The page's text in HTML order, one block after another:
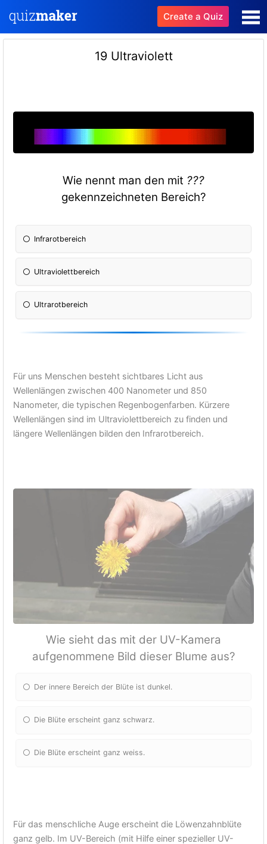
Create a Quiz
19 Ultraviolett
Wie nennt man den mit ???
gekennzeichneten Bereich?
Infrarotbereich
Ultraviolettbereich
Ultrarotbereich
Für uns Menschen besteht sichtbares Licht aus
Wellenlängen zwischen 400 Nanometer und 850
Nanometer, die typischen Regenbogenfarben. Kürzere
Wellenlängen sind im Ultraviolettbereich zu finden und
längere Wellenlängen bilden den Infrarotbereich.
Wie sieht das mit der UV-Kamera
aufgenommene Bild dieser Blume aus?
Der innere Bereich der Blüte ist dunkel.
Die Blüte erscheint ganz schwarz.
Die Blüte erscheint ganz weiss.
Für das menschliche Auge erscheint die Löwenzahnblüte
ganz gelb. Im UV-Bereich (mit Hilfe einer spezieller UV-